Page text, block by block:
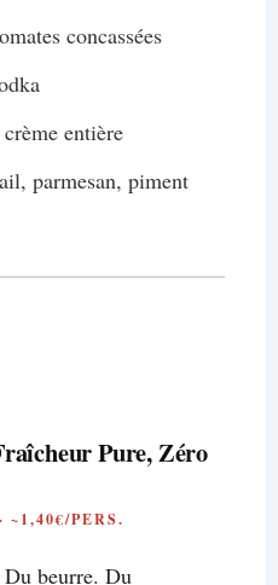
concassées
entière
parmesan, piment
Pure, Zéro
~1,40€/PERS.
beurre. Du